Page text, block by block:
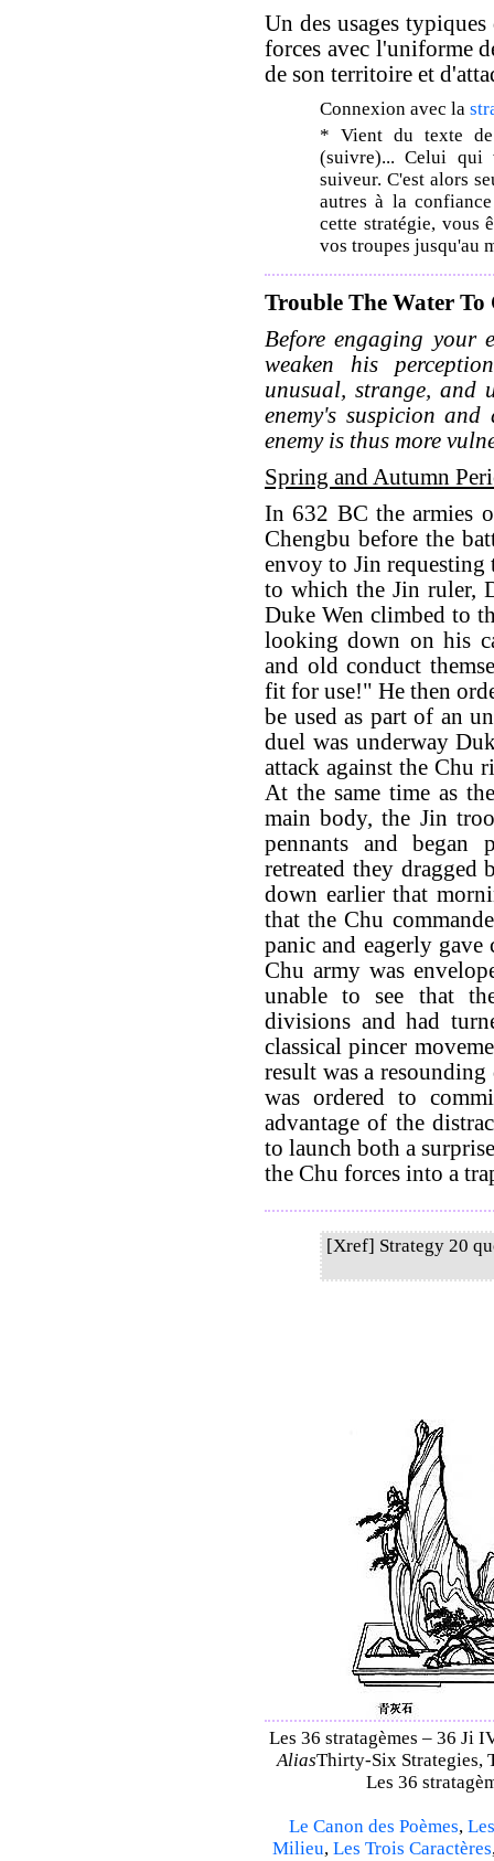
Un des usages
forces avec l'uniforme
de son territoire et
Connexion avec la
* Vient du texte
(suivre)... Celui
suiveur. C'est alors
autres à la
cette stratégie, vous
vos troupes jusqu'au
Trouble The Water To
Before engaging your
weaken his
unusual, strange, and
enemy's suspicion
enemy is thus more
Spring and Autumn
In 632 BC the armies
Chengbu before the
envoy to Jin
to which the Jin ruler,
Duke Wen climbed to
looking down on his
and old conduct
fit for use!" He then
be used as part of an
duel was underway
attack against the Chu
At the same time as
main body, the Jin
pennants and
retreated they dragged
down earlier that
that the Chu
panic and eagerly
Chu army was
unable to see that
divisions and had
classical pincer
result was a
was ordered to
advantage of the
to launch both a
the Chu forces into a
[Xref] Strategy 20
Les 36 stratagèmes – 36 Ji
AliasThirty-Six Strategies,
Les 36
Le Canon des Poèmes,
Milieu, Les Trois Caractères